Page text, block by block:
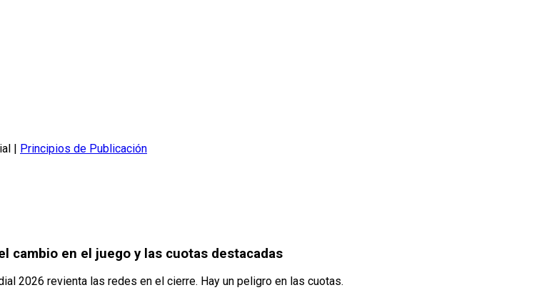
| Principios de Publicación
cambio en el juego y las cuotas destacadas
2026 revienta las redes en el cierre. Hay un peligro en las cuotas.